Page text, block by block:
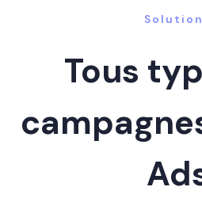
Tous